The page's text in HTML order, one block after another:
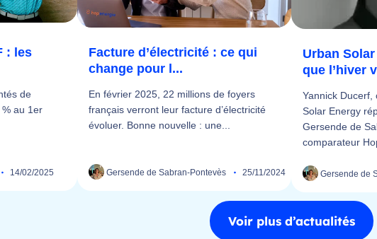
: les
de
% au 1er
14/02/2025
Facture d’électricité : ce qui
change pour l...
En février 2025, 22 millions de foyers
français verront leur facture d’électricité
évoluer. Bonne nouvelle : une...
Gersende de Sabran-Pontevès 25/11/2024
Urban
que l’hiver
Yannick Ducerf,
Solar Energy
Gersende de
comparateur
Gersende de
Voir plus d’actualités